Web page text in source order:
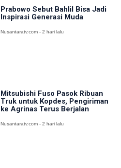
Prabowo Sebut Bahlil Bisa Jadi
Inspirasi Generasi Muda
Nusantaratv.com - 2 hari lalu
Mitsubishi Fuso Pasok Ribuan
Truk untuk Kopdes, Pengiriman
ke Agrinas Terus Berjalan
Nusantaratv.com - 2 hari lalu